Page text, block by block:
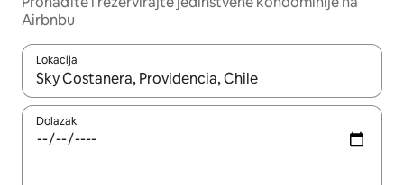
Airbnbu
Lokacija
Kada budu dostupni rezultati, moći ćete ih pregledati
Dolazak